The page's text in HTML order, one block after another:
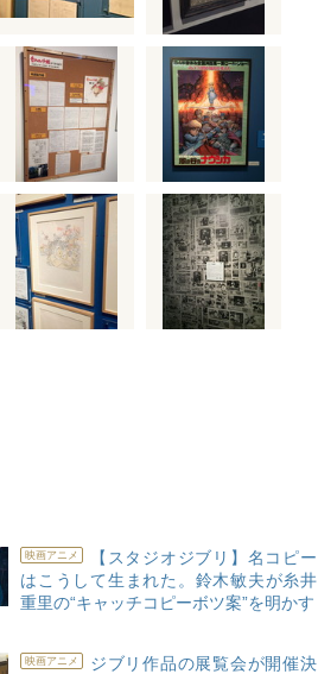
映画アニメ
【スタジオジブリ】名コピー
はこうして生まれた。鈴木敏夫が糸井
重里の“キャッチコピーボツ案”を明かす
映画アニメ
ジブリ作品の展覧会が開催決